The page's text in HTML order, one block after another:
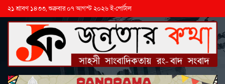
২১ শ্রাবণ ১৪৩৩, শুক্রবার ০৭ আগস্ট ২০২৬ ই-পোর্টাল